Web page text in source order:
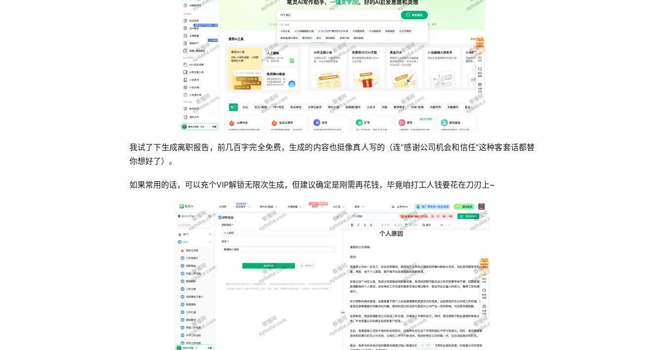
我试了下生成离职报告，前几百字完全免费，生成的内容也挺像真人写的（连“感谢公司机会和信任”这种客套话都替
你想好了）。
如果常用的话，可以充个VIP解锁无限次生成，但建议确定是刚需再花钱，毕竟咱打工人钱要花在刀刃上~